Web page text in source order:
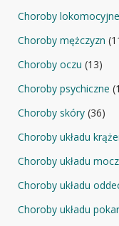
Choroby lokomocyjne
Choroby mężczyzn
Choroby oczu (13)
Choroby psychiczne
Choroby skóry (36)
Choroby układu
Choroby układu
Choroby układu
Choroby układu